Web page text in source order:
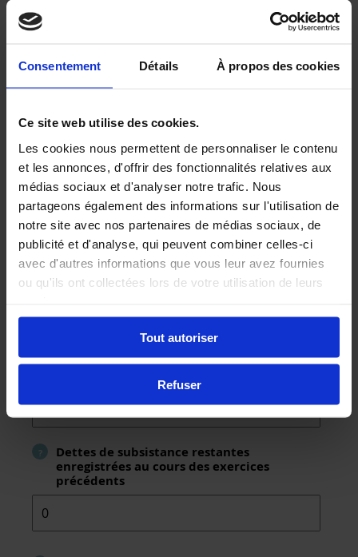
Consentement Détails À propos des cookies
Ce site web utilise des cookies.
Les cookies nous permettent de personnaliser le contenu
et les annonces, d'offrir des fonctionnalités relatives aux
médias sociaux et d'analyser notre trafic. Nous
partageons également des informations sur l'utilisation de
notre site avec nos partenaires de médias sociaux, de
publicité et d'analyse, qui peuvent combiner celles-ci
avec d'autres informations que vous leur avez fournies
ou qu'ils ont collectées lors de votre utilisation de leurs
Tout autoriser
Refuser
Montant que vous avez déjà payé avec
l’intention de Sahm Al-Imam
?
Montant que vous avez déjà payé avec
l’intention de Sahm Al-Sada
Déductions
Dettes commerciales
?
Dettes de subsistance restantes contractées
au cours de l’exercice
?
Dettes de subsistance restantes
enregistrées au cours des exercices
précédents
?